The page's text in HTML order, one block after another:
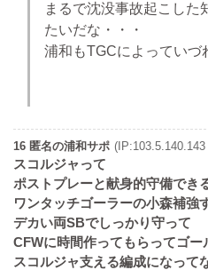
まるで沈没事故起こした
たいだな・・・
浦和もTGCによっていづ
16 匿名の浦和サポ (IP:103.5.140.143
スコルジャって
ポストプレーと献身的守備でき
ワンタッチゴーラーの小森補強
デカい両SBでしっかり守って
CFWに時間作ってもらってゴー
スコルジャ支える編成になって